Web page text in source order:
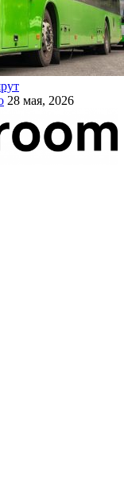
28 мая, 2026